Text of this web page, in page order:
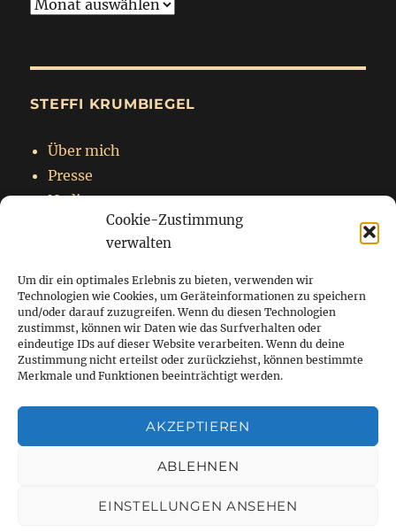
Cookie-Zustimmung
verwalten
Um dir ein optimales Erlebnis zu bieten, verwenden wir
Technologien wie Cookies, um Geräteinformationen zu speichern
und/oder darauf zuzugreifen. Wenn du diesen Technologien
zustimmst, können wir Daten wie das Surfverhalten oder
eindeutige IDs auf dieser Website verarbeiten. Wenn du deine
Zustimmung nicht erteilst oder zurückziehst, können bestimmte
Merkmale und Funktionen beeinträchtigt werden.
AKZEPTIEREN
ABLEHNEN
EINSTELLUNGEN ANSEHEN
Archiv
STEFFI KRUMBIEGEL
Über mich
Presse
Nadja
Impressum
Datenschutzerklärung
Startseite
Blog